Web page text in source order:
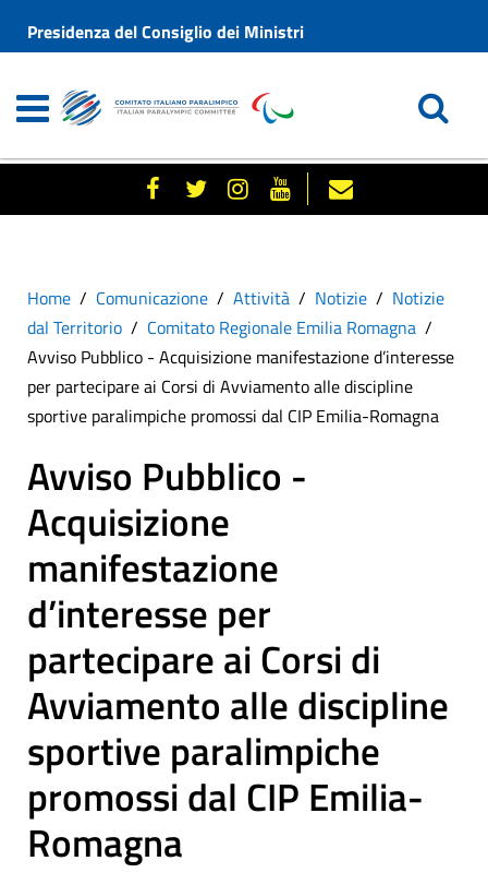
Presidenza del Consiglio dei Ministri
Home Comunicazione Attività Notizie
Notizie
dal Territorio
Comitato Regionale Emilia Romagna
Avviso Pubblico - Acquisizione manifestazione d’interesse
per partecipare ai Corsi di Avviamento alle discipline
sportive paralimpiche promossi dal CIP Emilia-Romagna
Avviso Pubblico -
Acquisizione
manifestazione
d’interesse per
partecipare ai Corsi di
Avviamento alle discipline
sportive paralimpiche
promossi dal CIP Emilia-
Romagna